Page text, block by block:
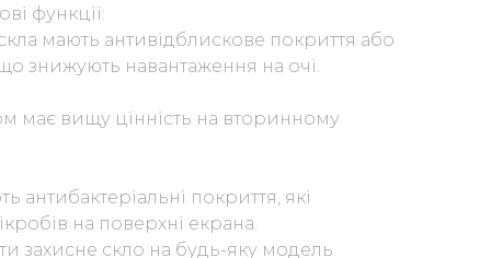
функції:
мають антивідблискове покриття або
знижують навантаження на очі.
має вищу цінність на вторинному
антибактеріальні покриття, які
на поверхні екрана.
захисне скло на будь-яку модель